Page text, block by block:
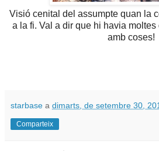
Visió cenital del assumpte quan la
a la fi. Val a dir que hi havia
amb coses!
starbase a dimarts, de setembre 30,
Comparteix